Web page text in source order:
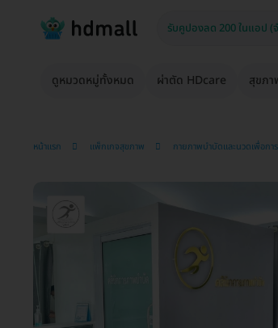
ดูหมวดหมู่ทั้งหมด ผ่าตัด HDcare สุขภา
หน้าแรก แพ็กเกจสุขภาพ กายภาพบำบัดและนวดเพื่อก